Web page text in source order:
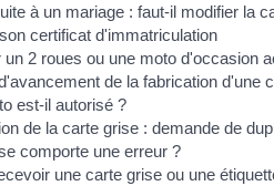
à un mariage : faut-il modifier la
certificat d'immatriculation
2 roues ou une moto d'occasion
de la fabrication d'une
est-il autorisé ?
de la carte grise : demande de
comporte une erreur ?
une carte grise ou une